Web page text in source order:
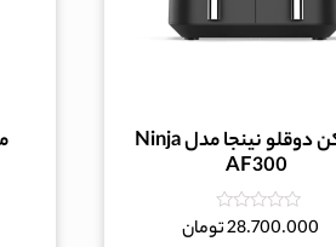
سرخ کن دوقلو نینجا مدل Ninja
AF300
امتیاز
28.700.000تومان